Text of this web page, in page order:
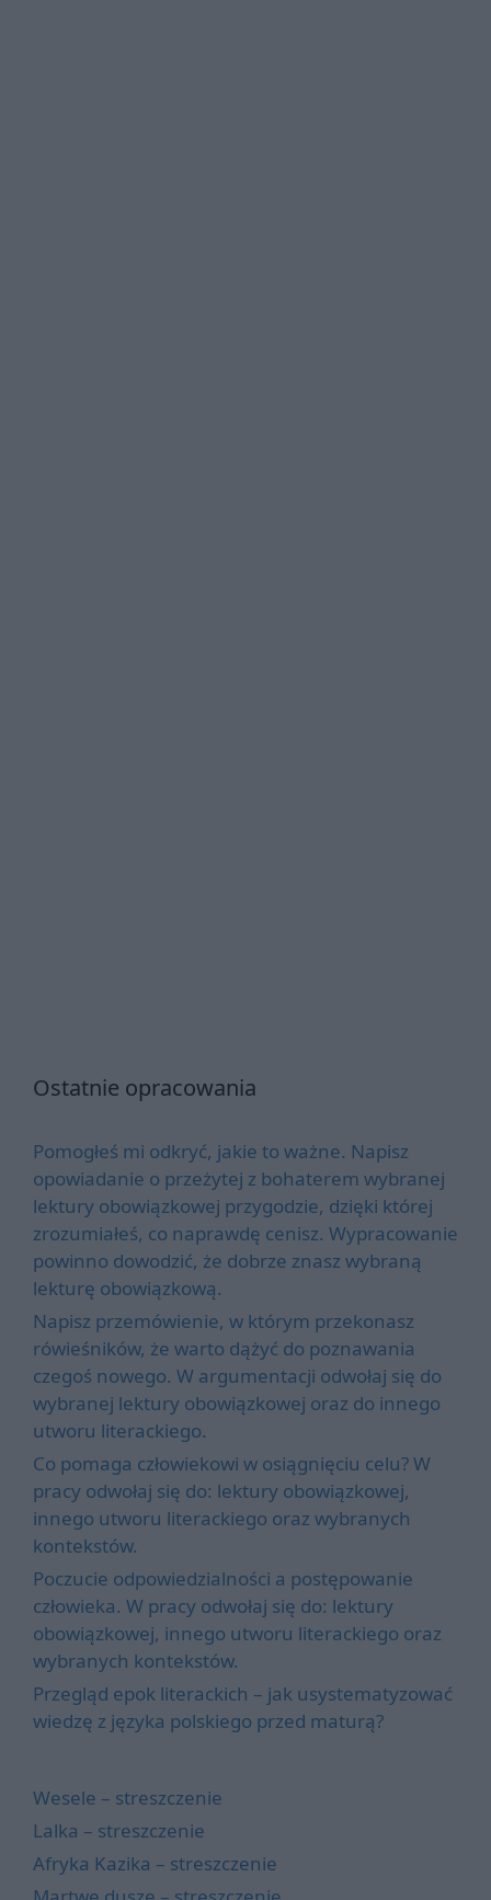
Ostatnie opracowania
Pomogłeś mi odkryć, jakie to ważne. Napisz
opowiadanie o przeżytej z bohaterem wybranej
lektury obowiązkowej przygodzie, dzięki której
zrozumiałeś, co naprawdę cenisz. Wypracowanie
powinno dowodzić, że dobrze znasz wybraną
lekturę obowiązkową.
Napisz przemówienie, w którym przekonasz
rówieśników, że warto dążyć do poznawania
czegoś nowego. W argumentacji odwołaj się do
wybranej lektury obowiązkowej oraz do innego
utworu literackiego.
Co pomaga człowiekowi w osiągnięciu celu? W
pracy odwołaj się do: lektury obowiązkowej,
innego utworu literackiego oraz wybranych
kontekstów.
Poczucie odpowiedzialności a postępowanie
człowieka. W pracy odwołaj się do: lektury
obowiązkowej, innego utworu literackiego oraz
wybranych kontekstów.
Przegląd epok literackich – jak usystematyzować
wiedzę z języka polskiego przed maturą?
Wesele – streszczenie
Lalka – streszczenie
Afryka Kazika – streszczenie